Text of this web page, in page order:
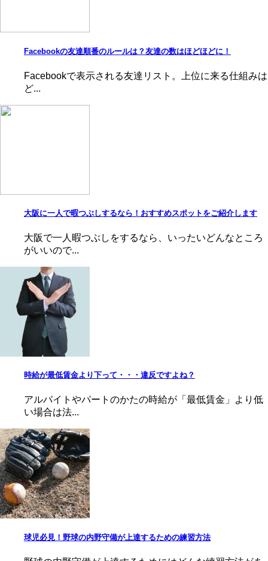
Facebookの友達順番のルールは？友達の数はほどほどに！
Facebookで表示される友達リスト。上位に来る仕組みは
ど...
大阪に一人で暇つぶしするなら！おすすめスポットをご紹介します
大阪で一人暇つぶしをするなら、いったいどんなところ
がいいので...
時給が最低賃金より下って・・・違反ですよね？
アルバイトやパートのかたの時給が「最低賃金」より低
い場合は法...
球児必見！野球の内野守備が上達するための練習方法